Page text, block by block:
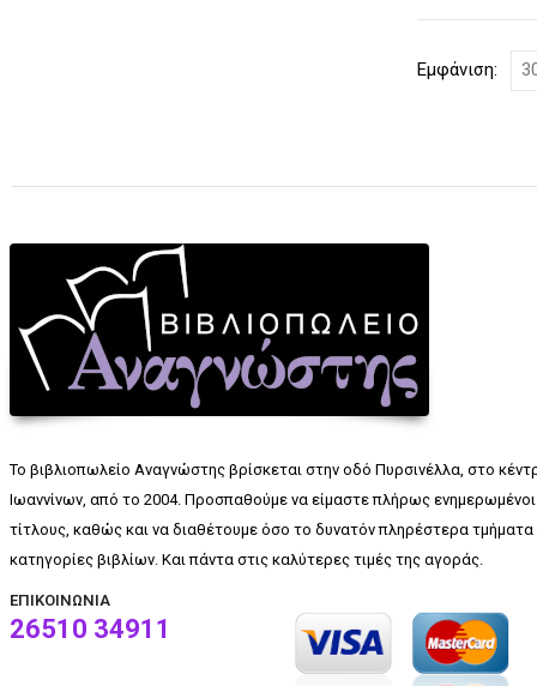
Εμφάνιση:
Το βιβλιοπωλείο Αναγνώστης βρίσκεται στην οδό Πυρσινέλλα, στο
Ιωαννίνων, από το 2004. Προσπαθούμε να είμαστε πλήρως ενημερωμένοι
τίτλους, καθώς και να διαθέτουμε όσο το δυνατόν πληρέστερα τμήματα
κατηγορίες βιβλίων. Και πάντα στις καλύτερες τιμές της αγοράς.
ΕΠΙΚΟΙΝΩΝΊΑ
26510 34911